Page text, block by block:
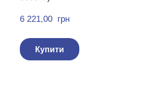
6 221,00  грн
Купити